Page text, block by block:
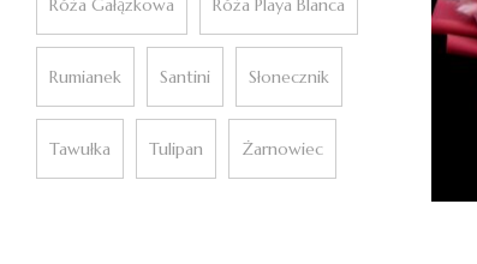
Róża Gałązkowa Róża Playa Blanca
Rumianek Santini Słonecznik
Tawułka Tulipan Żarnowiec